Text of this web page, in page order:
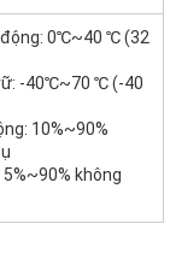
0℃~40 ℃ (32
-40℃~70 ℃ (-40
10%~90%
không